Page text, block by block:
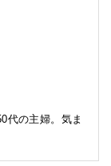
代の主婦。気ま